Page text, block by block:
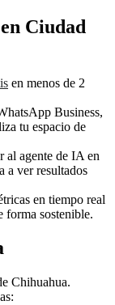
Ciudad
en menos de 2
Business,
tu espacio de
al agente de IA en
a ver resultados
en tiempo real
forma sostenible.
Chihuahua.